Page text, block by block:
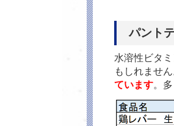
パント
水溶性ビタ
もしれませ
ています。